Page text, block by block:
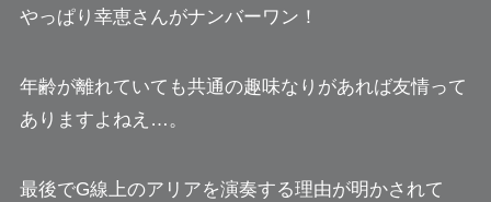
やっぱり幸恵さんがナンバーワン！
年齢が離れていても共通の趣味なりがあれば友情って
ありますよねえ…。
最後でG線上のアリアを演奏する理由が明かされて